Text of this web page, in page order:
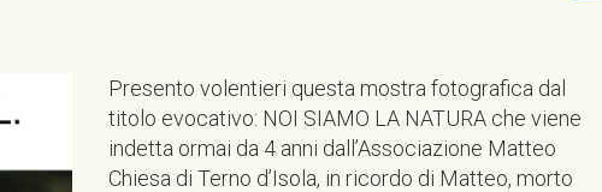
Presento volentieri questa mostra fotografica dal
titolo evocativo: NOI SIAMO LA NATURA che viene
indetta ormai da 4 anni dall’Associazione Matteo
Chiesa di Terno d’Isola, in ricordo di Matteo, morto